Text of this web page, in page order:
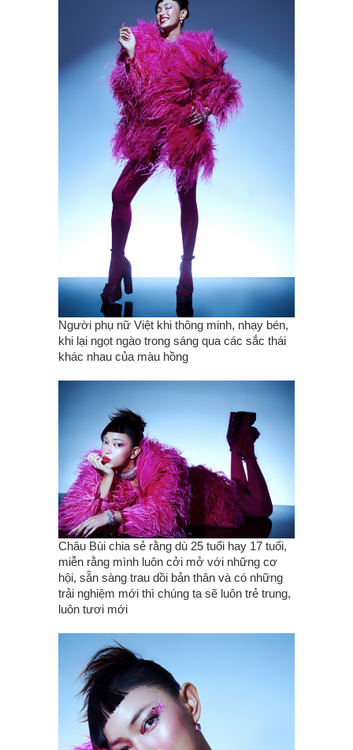
Người phụ nữ Việt khi thông minh, nhạy bén,
khi lại ngọt ngào trong sáng qua các sắc thái
khác nhau của màu hồng
Châu Bùi chia sẻ rằng dù 25 tuổi hay 17 tuổi,
miễn rằng mình luôn cởi mở với những cơ
hội, sẵn sàng tra‌u dồi bản thân và có những
trải nghiệm mới thì chúng ta sẽ luôn trẻ trung,
luôn tươi mới